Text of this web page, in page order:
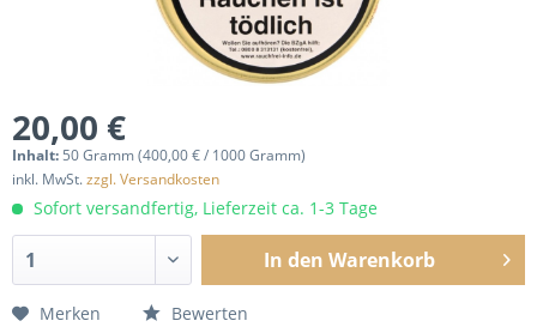
20,00 €
Inhalt: 50 Gramm (400,00 € / 1000 Gramm)
inkl. MwSt.zzgl. Versandkosten
Sofort versandfertig, Lieferzeit ca. 1-3 Tage
In den Warenkorb
Merken Bewerten